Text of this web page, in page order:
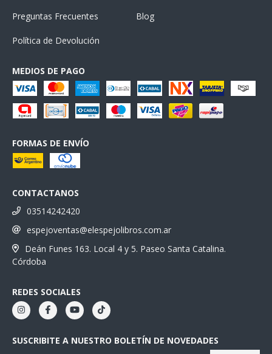
Preguntas Frecuentes Blog
Política de Devolución
MEDIOS DE PAGO
FORMAS DE ENVÍO
CONTACTANOS
03514242420
espejoventas@elespejolibros.com.ar
Deán Funes 163. Local 4 y 5. Paseo Santa Catalina.
Córdoba
REDES SOCIALES
SUSCRIBITE A NUESTRO BOLETÍN DE NOVEDADES